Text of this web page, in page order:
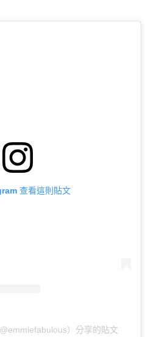
查看這則貼文
）分享的貼文